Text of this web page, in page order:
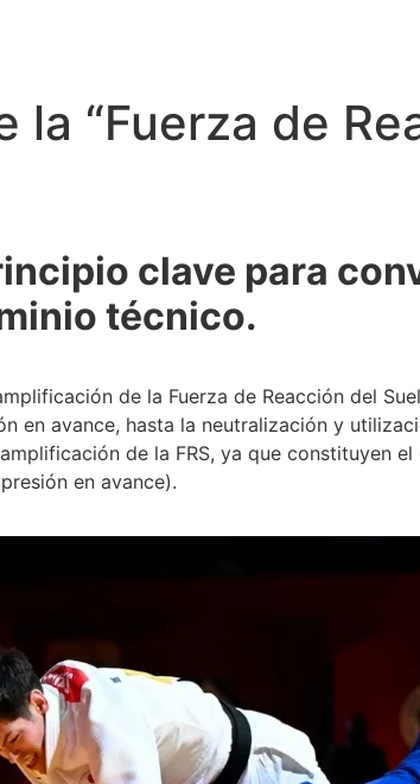
“Fuerza de
clave para
técnico.
de la Fuerza de Reacción del
en avance, hasta la neutralización y
de la FRS, ya que constituyen
en avance).